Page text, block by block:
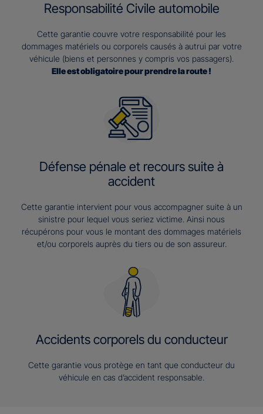
Responsabilité Civile automobile
Cette garantie couvre votre responsabilité pour les
dommages matériels ou corporels causés à autrui par votre
véhicule (biens et personnes y compris vos passagers).
Elle est obligatoire pour prendre la route !
Défense pénale et recours suite à
accident
Cette garantie intervient pour vous accompagner suite à un
sinistre pour lequel vous seriez victime. Ainsi nous
récupérons pour vous le montant des dommages matériels
et/ou corporels auprès du tiers ou de son assureur.
Accidents corporels du conducteur
Cette garantie vous protège en tant que conducteur du
véhicule en cas d’accident responsable.